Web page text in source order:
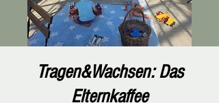
Tragen&Wachsen: Das
Elternkaffee